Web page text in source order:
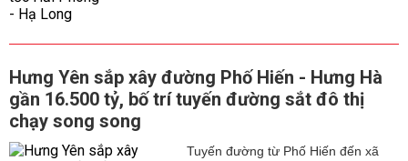
Hưng Yên sắp xây đường Phố Hiến - Hưng Hà
gần 16.500 tỷ, bố trí tuyến đường sắt đô thị
chạy song song
Tuyến đường từ Phố Hiến đến xã